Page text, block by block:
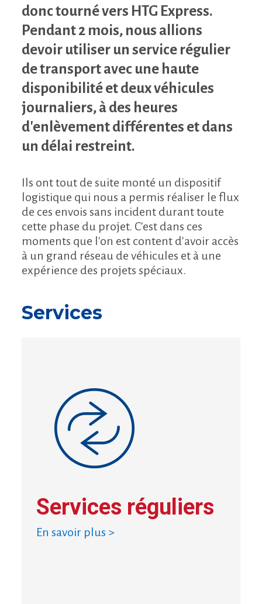
donc tourné vers HTG Express.
Pendant 2 mois, nous allions
devoir utiliser un service régulier
de transport avec une haute
disponibilité et deux véhicules
journaliers, à des heures
d'enlèvement différentes et dans
un délai restreint.
Ils ont tout de suite monté un dispositif
logistique qui nous a permis réaliser le flux
de ces envois sans incident durant toute
cette phase du projet. C'est dans ces
moments que l'on est content d'avoir accès
à un grand réseau de véhicules et à une
expérience des projets spéciaux.
Services
Services réguliers
En savoir plus >